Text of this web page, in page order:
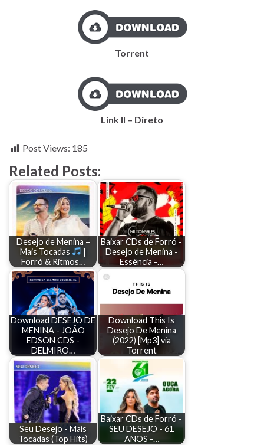
Torrent
Link II – Direto
Post Views: 185
Related Posts:
Desejo de Menina –
Mais Tocadas
|
Forró & Ritmos…
Baixar CDs de Forró -
Desejo de Menina -
Essência -…
Download DESEJO DE
MENINA - JOÃO
EDSON CDS -
DELMIRO…
Download This Is
Desejo De Menina
(2022) [Mp3] via
Torrent
Seu Desejo - Mais
Tocadas (Top Hits)
Baixar CDs de Forró -
SEU DESEJO - 61
ANOS -…